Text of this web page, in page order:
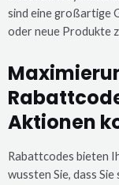
sind eine großartige
oder neue Produkte
Aktionen
Rabattcodes bieten
wussten Sie, dass